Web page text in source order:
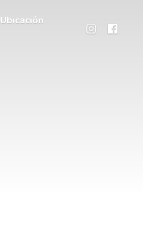
Ubicación